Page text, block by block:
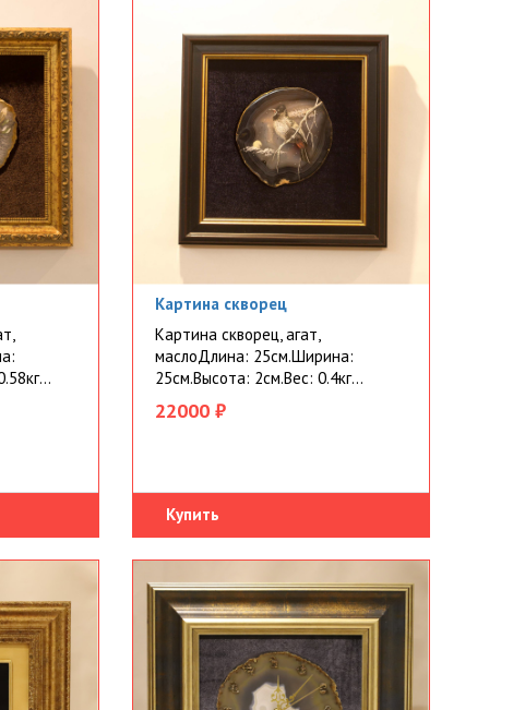
Картина скворец
Картина скворец, агат,
маслоДлина: 25см.Ширина:
25см.Высота: 2см.Вес: 0.4кг...
22000 ₽
Купить